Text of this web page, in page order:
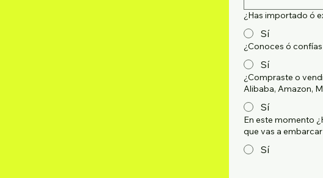
¿Has importado ó
Sí
¿Conoces ó
Sí
¿Compraste o
Alibaba, Amazon,
Sí
En este momento
que vas a
Sí